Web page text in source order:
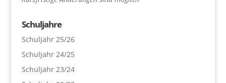
Schuljahre
Schuljahr 25/26
Schuljahr 24/25
Schuljahr 23/24